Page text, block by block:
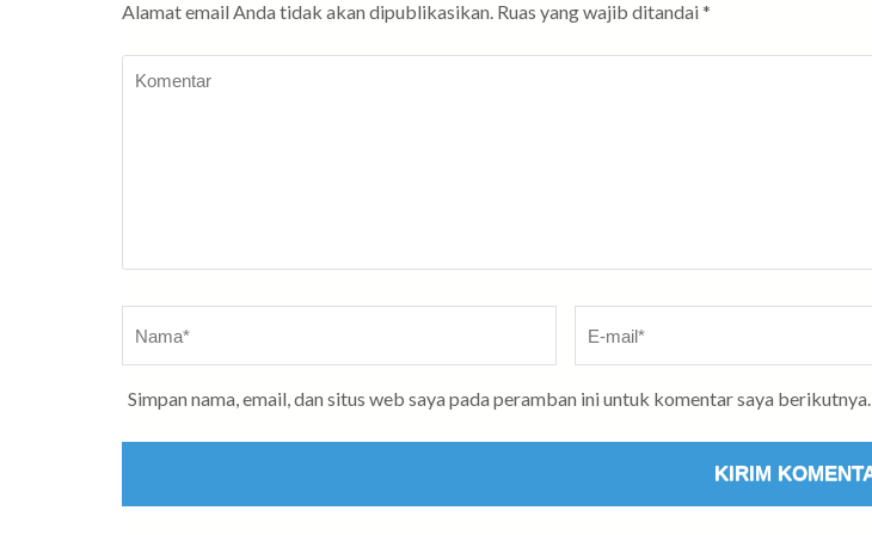
Alamat email Anda tidak akan dipublikasikan. Ruas yang wajib ditandai *
mail*
Simpan nama, email, dan situs web saya pada peramban ini untuk komentar saya berikutnya.